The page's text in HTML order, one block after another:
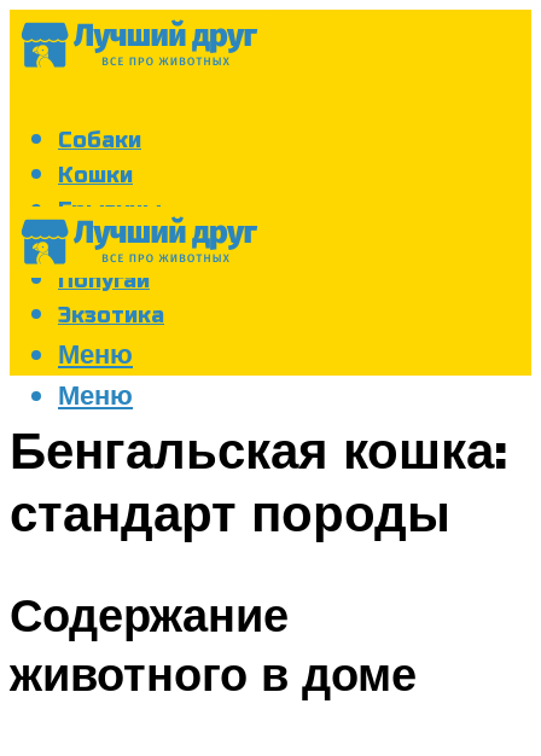
Собаки
Кошки
Грызуны
Аквариум
Попугаи
Экзотика
Меню
Меню
Бенгальская кошка:
стандарт породы
Содержание
животного в доме